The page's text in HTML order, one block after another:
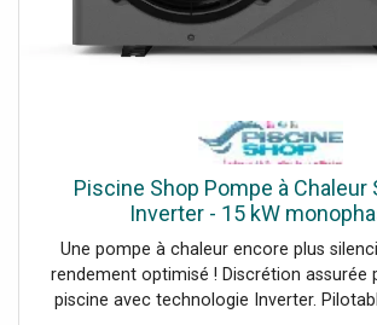
Piscine Shop Pompe à Chaleur
Inverter - 15 kW
Une pompe à chaleur encore plus
rendement optimisé ! Discrétion assurée
piscine avec technologie Inverter.